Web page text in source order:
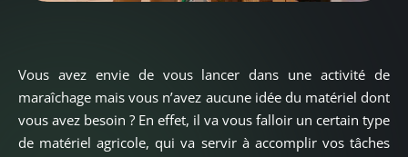
Vous avez envie de vous lancer dans une activité de
maraîchage mais vous n’avez aucune idée du matériel dont
vous avez besoin ? En effet, il va vous falloir un certain type
de matériel agricole, qui va servir à accomplir vos tâches